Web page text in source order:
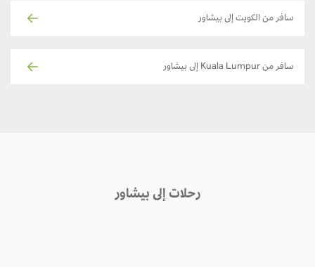
سافر من الكويت إلى بيشاور
سافر من Kuala Lumpur إلى بيشاور
رحلات إلى بيشاور